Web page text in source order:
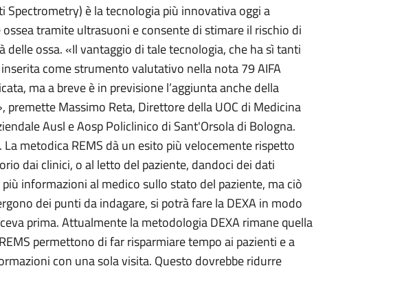
Spectrometry) è la tecnologia più innovativa oggi a
tramite ultrasuoni e consente di stimare il rischio di
ossa. «Il vantaggio di tale tecnologia, che ha sì tanti
come strumento valutativo nella nota 79 AIFA
ma a breve è in previsione l’aggiunta anche della
premette Massimo Reta, Direttore della UOC di Medicina
Ausl e Aosp Policlinico di Sant'Orsola di Bologna.
metodica REMS dà un esito più velocemente rispetto
dai clinici, o al letto del paziente, dandoci dei dati
informazioni al medico sullo stato del paziente, ma ciò
dei punti da indagare, si potrà fare la DEXA in modo
prima. Attualmente la metodologia DEXA rimane quella
permettono di far risparmiare tempo ai pazienti e a
con una sola visita. Questo dovrebbe ridurre